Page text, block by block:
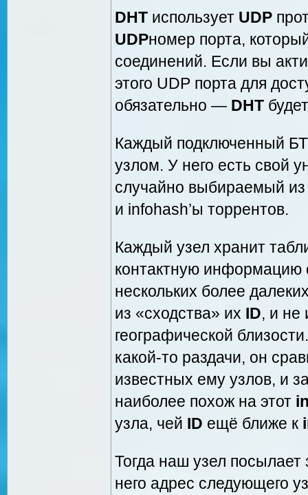
DHT использует UDP
UDPномер порта,
соединений. Если вы
этого UDP порта для
обязательно — DHT
Каждый подключенный
узлом. У него есть свой
случайно выбираемый из
и infohash’ы торрентов.
Каждый узел хранит
контактную информацию
нескольких более
из «сходства» их ID, и не
географической
какой-то раздачи, он
известных ему узлов, и
наиболее похож на этот
узла, чей ID ещё ближе к
Тогда наш узел посылает
него адрес следующего